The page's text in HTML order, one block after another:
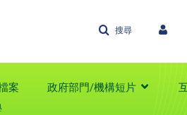
搜尋
案 政府部門/機構短片